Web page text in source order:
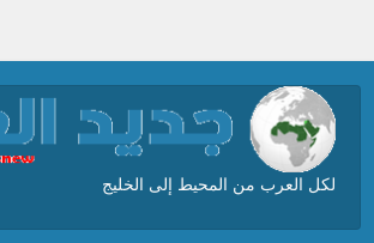
لكل العرب من المحيط إلى الخليج